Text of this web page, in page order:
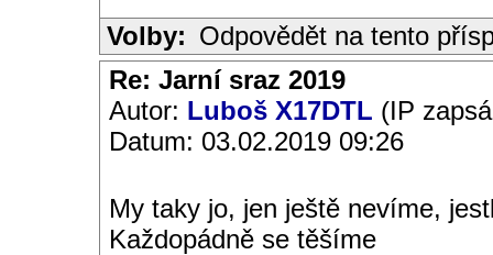
Volby: Odpovědět na tento
Re: Jarní sraz 2019
Autor: Luboš X17DTL (IP
Datum: 03.02.2019 09:26
My taky jo, jen ještě nevíme,
Každopádně se těšíme